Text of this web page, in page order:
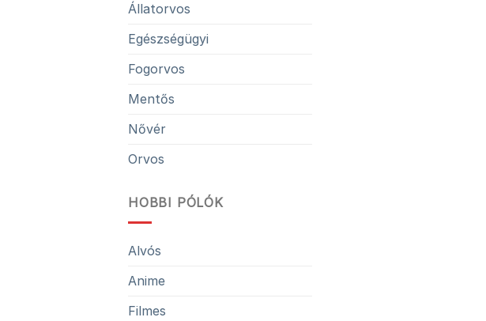
Állatorvos
Egészségügyi
Fogorvos
Mentős
Nővér
Orvos
HOBBI PÓLÓK
Alvós
Anime
Filmes